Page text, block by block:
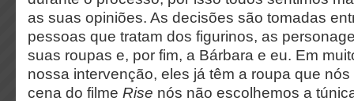
as suas opiniões. As decisões são tomadas
pessoas que tratam dos figurinos, as
suas roupas e, por fim, a Bárbara e eu. Em
nossa intervenção, eles já têm a roupa que
cena do filme Rise nós não escolhemos a